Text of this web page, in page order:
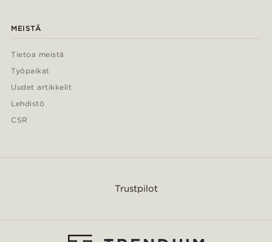
MEISTÄ
Tietoa meistä
Työpaikat
Uudet artikkelit
Lehdistö
CSR
Trustpilot